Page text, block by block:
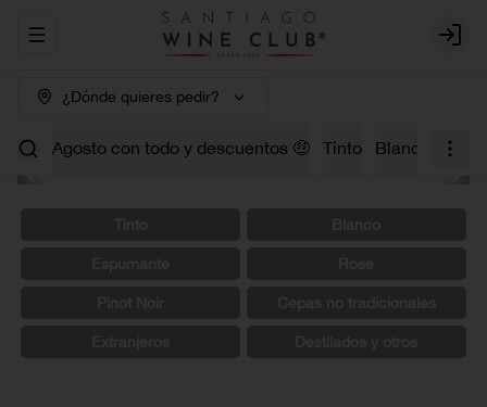
Abrir menu de navegación Login
¿Dónde quieres pedir?
Agosto con todo y descuentos 🤑 Tinto Blanco